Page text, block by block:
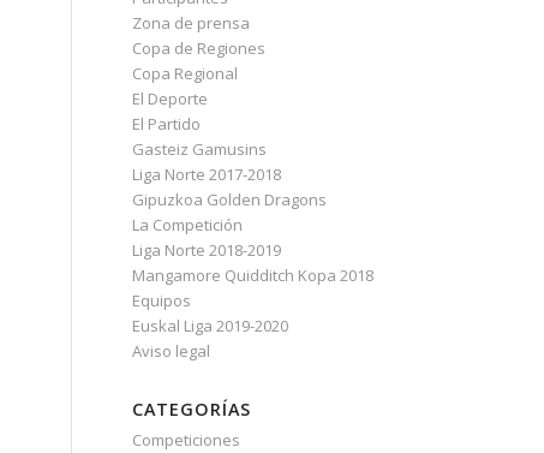
Zona de prensa
Copa de Regiones
Copa Regional
El Deporte
El Partido
Gasteiz Gamusins
Liga Norte 2017-2018
Gipuzkoa Golden Dragons
La Competición
Liga Norte 2018-2019
Mangamore Quidditch Kopa 2018
Equipos
Euskal Liga 2019-2020
Aviso legal
CATEGORÍAS
Competiciones